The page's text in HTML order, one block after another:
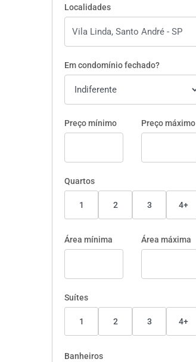
Localidades
Em condomínio fechado?
Preço mínimo Preço máximo
Quartos
1 2 3 4+
Área mínima Área máxima
Suítes
1 2 3 4+
Banheiros